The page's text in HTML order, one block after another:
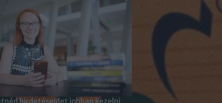
hirdetéseidet jobban kezelni,